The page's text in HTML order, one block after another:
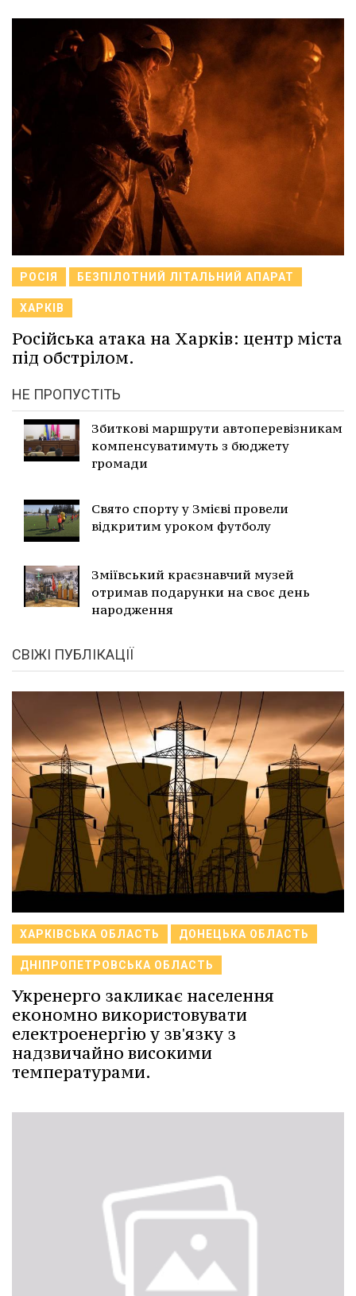
РОСІЯ БЕЗПІЛОТНИЙ ЛІТАЛЬНИЙ АПАРАТ
ХАРКІВ
Російська атака на Харків: центр міста
під обстрілом.
НЕ ПРОПУСТІТЬ
Збиткові маршрути автоперевізникам
компенсуватимуть з бюджету
громади
Свято спорту у Змієві провели
відкритим уроком футболу
Зміївський краєзнавчий музей
отримав подарунки на своє день
народження
СВІЖІ ПУБЛІКАЦІЇ
ХАРКІВСЬКА ОБЛАСТЬ ДОНЕЦЬКА ОБЛАСТЬ
ДНІПРОПЕТРОВСЬКА ОБЛАСТЬ
Укренерго закликає населення
економно використовувати
електроенергію у зв'язку з
надзвичайно високими
температурами.